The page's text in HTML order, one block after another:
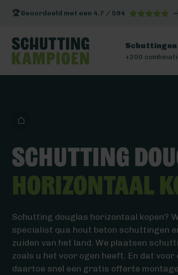
🏆 Beoordeeld met een 4.7 / 594
Schuttingen
+200
Schutting
horizontaal
Schutting douglas horizontaal kopen?
specialist qua hout beton schuttingen
zuiden van het land. We plaatsen
zoals u het voor ogen heeft. En dat
daartoe snel een gratis offerte